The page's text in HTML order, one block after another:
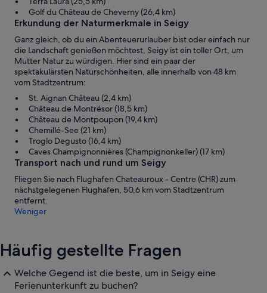
Golf du Château de Cheverny (26,4 km)
Erkundung der Naturmerkmale in Seigy
Ganz gleich, ob du ein Abenteuerurlauber bist oder einfach nur
die Landschaft genießen möchtest, Seigy ist ein toller Ort, um
Mutter Natur zu würdigen. Hier sind ein paar der
spektakulärsten Naturschönheiten, alle innerhalb von 48 km
vom Stadtzentrum:
St. Aignan Château (2,4 km)
Château de Montrésor (18,5 km)
Château de Montpoupon (19,4 km)
Chemillé-See (21 km)
Troglo Degusto (16,4 km)
Caves Champignonnières (Champignonkeller) (17 km)
Transport nach und rund um Seigy
Fliegen Sie nach Flughafen Chateauroux - Centre (CHR) zum
nächstgelegenen Flughafen, 50,6 km vom Stadtzentrum
entfernt.
Weniger
Häufig gestellte Fragen
Welche Gegend ist die beste, um in Seigy eine
Ferienunterkunft zu buchen?